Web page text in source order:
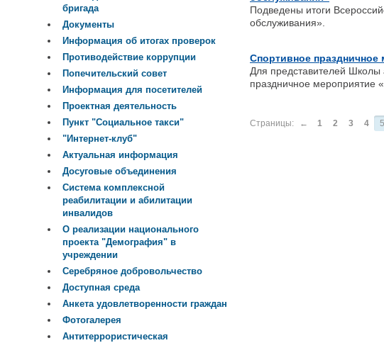
Подведены итоги
обслуживания».
Спортивное
Для представителей Школы
праздничное мероприятие
Страницы: ← 1 2 3 4 5
бригада
Документы
Информация об итогах проверок
Противодействие коррупции
Попечительский совет
Информация для посетителей
Проектная деятельность
Пункт "Социальное такси"
"Интернет-клуб"
Актуальная информация
Досуговые объединения
Система комплексной
реабилитации и абилитации
инвалидов
О реализации национального
проекта "Демография" в
учреждении
Серебряное добровольчество
Доступная среда
Анкета удовлетворенности граждан
Фотогалерея
Антитеррористическая